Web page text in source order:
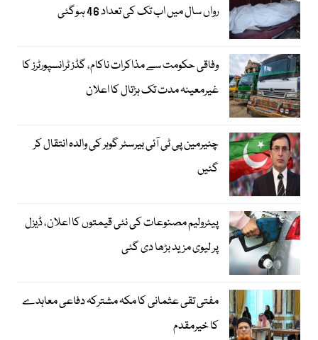
رواں سال میں اب تک کی تعداد 46 ہوگئی
وفاقی حکومت سے مذاکرات ناکام، گڈز ٹرانسپورٹرز کا
غیرمعینہ مدت تک ہڑتال کا اعلان
چئیرمین پی ٹی آئی بیرسٹر گوہر کی والدہ انتقال کر
گئیں
پیٹرولیم مصنوعات کی نئی قیمتوں کا اعلان، ڈیزل
پر لیوی مزید بڑھا دی گئی
مفتی تقی عثمانی کا مکہ مشترکہ دفاعی معاہدے
کا خیرمقدم